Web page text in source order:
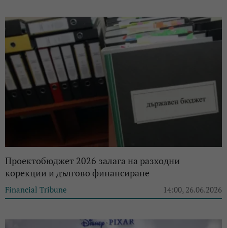
Проектобюджет 2026 залага на разходни
корекции и дългово финансиране
Financial Tribune 14:00, 26.06.2026